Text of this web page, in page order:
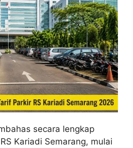
secara lengkap
Kariadi Semarang, mulai